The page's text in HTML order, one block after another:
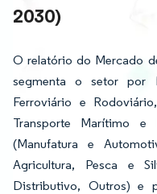
2030)
O relatório do Mercado
segmenta o setor por
Ferroviário e
Transporte Marítimo e
(Manufatura e
Agricultura, Pesca e
Distributivo, Outros) e